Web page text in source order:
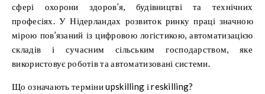
сфері охорони здоров’я, будівництві та технічних
професіях. У Нідерландах розвиток ринку праці значною
мірою пов’язаний із цифровою логістикою, автоматизацією
складів і сучасним сільським господарством, яке
використовує роботів та автоматизовані системи.
Що означають терміни upskilling і reskilling?